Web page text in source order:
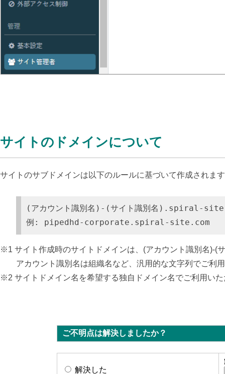
サイトのドメインについて
サイトのサブドメインは以下のルールに基づいて作成されま
(アカウント識別名)-(サイト識別名).spiral-
例: pipedhd-corporate.spiral-site.com
※1 サイト作成時のサイトドメインは、(アカウント識別名)-(
アカウント識別名は組織名など、汎用的な文字列でご利
※2 サイトドメイン名を希望する独自ドメイン名でご利用い